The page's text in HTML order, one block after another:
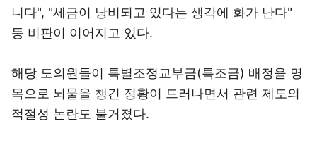
니다", "세금이 낭비되고 있다는 생각에 화가 난다"
등 비판이 이어지고 있다.
해당 도의원들이 특별조정교부금(특조금) 배정을 명
목으로 뇌물을 챙긴 정황이 드러나면서 관련 제도의
적절성 논란도 불거졌다.